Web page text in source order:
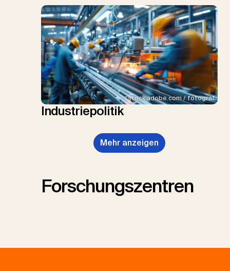
stock.adobe.com / fotograf
Industriepolitik
Mehr anzeigen
Forschungszentren